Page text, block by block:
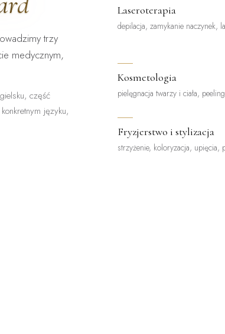
trzy
medycznym,
część
języku,
Laseroterapia
depilacja, zamykanie naczynek,
Kosmetologia
pielęgnacja twarzy i ciała,
Fryzjerstwo i stylizacja
strzyżenie, koloryzacja, upięcia,